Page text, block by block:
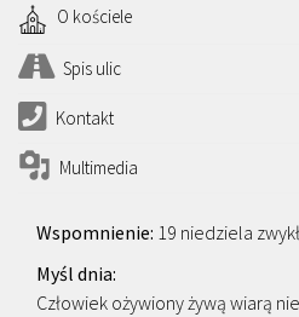
O kościele
Spis ulic
Kontakt
Multimedia
19 niedziela
Człowiek ożywiony żywą wiarą